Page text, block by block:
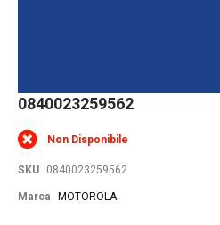
Skip
to
the
beginning
the
images
gallery
0840023259562
Non Disponibile
SKU 0840023259562
Marca MOTOROLA